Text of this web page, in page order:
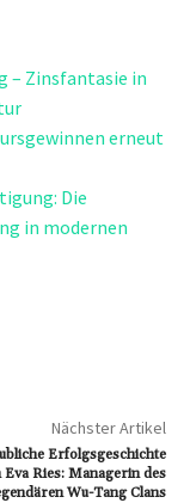
– Zinsfantasie in
erneut
Die
in modernen
Nächster Artikel
Erfolgsgeschichte
Eva Ries: Managerin des
Wu-Tang Clans